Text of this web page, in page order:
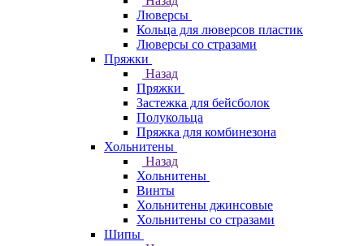
Люверсы
Кольца для люверсов пластик
Люверсы со стразами
Пряжки
Назад
Пряжки
Застежка для бейсболок
Полукольца
Пряжка для комбинезона
Хольнитены
Назад
Хольнитены
Винты
Хольнитены джинсовые
Хольнитены со стразами
Шипы